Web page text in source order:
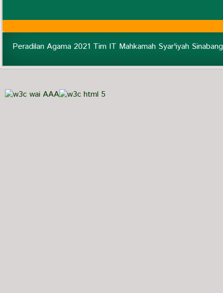
Peradilan Agama 2021 Tim IT Mahkamah Syar'iyah Sinabang